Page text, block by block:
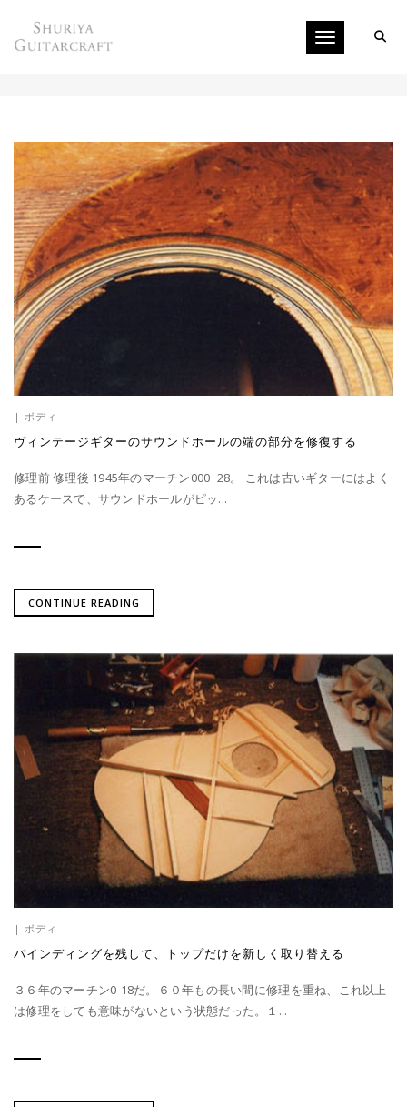
Toggle
ボディの修理
| ボディ
ヴィンテージギターのサウンドホールの端の部分を修復する
修理前 修理後 1945年のマーチン000−28。 これは古いギターにはよく
あるケースで、サウンドホールがピッ...
CONTINUE READING
| ボディ
バインディングを残して、トップだけを新しく取り替える
３６年のマーチン0-18だ。６０年もの長い間に修理を重ね、これ以上
は修理をしても意味がないという状態だった。１...